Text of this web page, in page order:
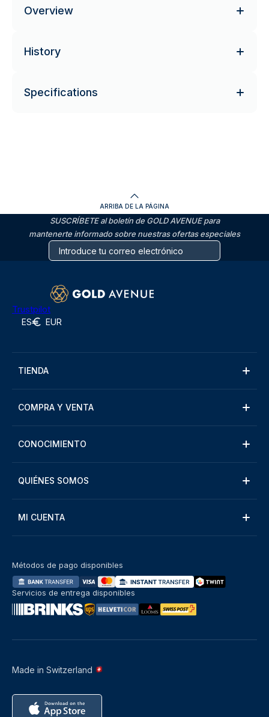
Overview
History
Specifications
ARRIBA DE LA PÁGINA
SUSCRÍBETE al boletín de GOLD AVENUE para
mantenerte informado sobre nuestras ofertas especiales
Trustpilot
ES EUR
TIENDA
COMPRA Y VENTA
CONOCIMIENTO
QUIÉNES SOMOS
MI CUENTA
Made in Switzerland
Métodos de pago disponibles
Servicios de entrega disponibles